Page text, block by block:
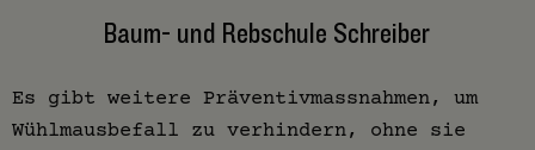
Baum- und Rebschule Schreiber
Es gibt weitere Präventivmassnahmen, um
Wühlmausbefall zu verhindern, ohne sie